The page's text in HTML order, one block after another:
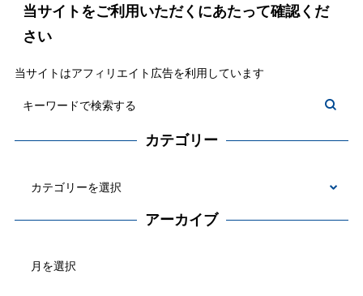
当サイトをご利用いただくにあたって確認くだ
さい
当サイトはアフィリエイト広告を利用しています
カテゴリー
アーカイブ